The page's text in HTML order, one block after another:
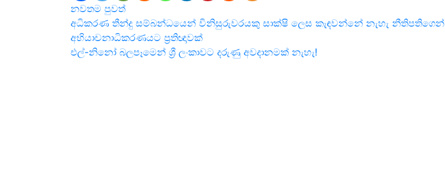
නවතම පුවත්
Post
navigation
අධිකරණ තීන්දු සම්බන්ධයෙන් විනිසුරුවරයකු සාක්ෂි ලෙස කැඳවන්නේ නැහැ නීතිපතිගෙන්
අභියාචනාධිකරණයට ප්‍රතිඥාවක්
එල්-නිනෝ බලපෑමෙන් ශ්‍රී ලංකාවට දරුණු අවදානමක් නැහැ!